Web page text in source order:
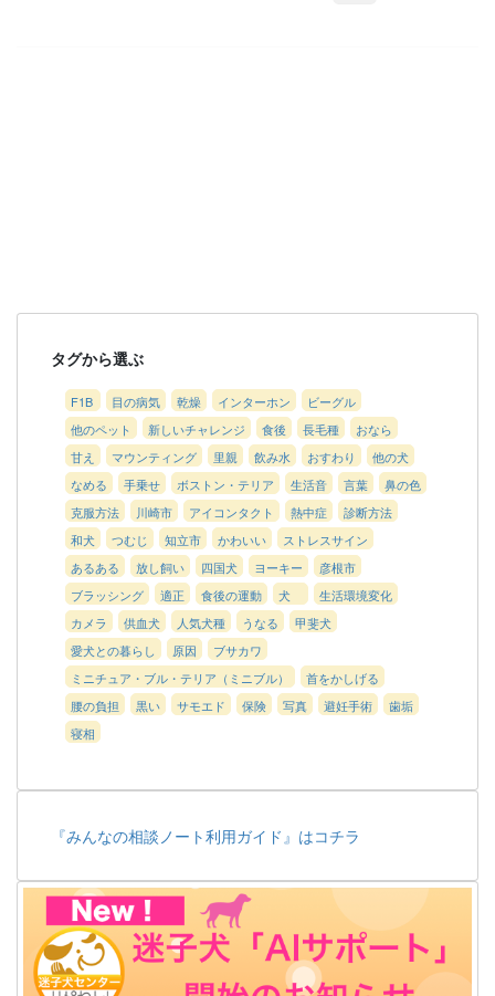
タグから選ぶ
F1B 目の病気 乾燥 インターホン
ビーグル
他のペット
新しいチャレンジ 食後 長毛種
おなら
甘え
マウンティング 里親 飲み水 おすわり
他の犬
なめる
手乗せ ボストン・テリア 生活音 言葉
鼻の色
克服方法
川崎市 アイコンタクト 熱中症
診断方法
和犬
つむじ 知立市 かわいい
ストレスサイン
あるある
放し飼い 四国犬 ヨーキー
彦根市
ブラッシング
適正 食後の運動 犬
生活環境変化
カメラ
供血犬 人気犬種 うなる
甲斐犬
愛犬との暮らし
原因
ブサカワ
ミニチュア・ブル・テリア（ミニブル）
首をかしげる
腰の負担
黒い サモエド 保険 写真 避妊手術
歯垢
寝相
『みんなの相談ノート利用ガイド』はコチラ